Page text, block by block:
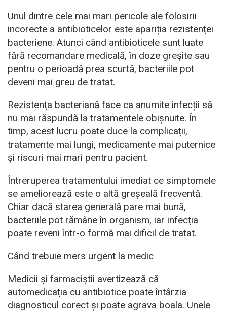
Unul dintre cele mai mari pericole ale folosirii
incorecte a antibioticelor este apariția rezistenței
bacteriene. Atunci când antibioticele sunt luate
fără recomandare medicală, în doze greșite sau
pentru o perioadă prea scurtă, bacteriile pot
deveni mai greu de tratat.
Rezistența bacteriană face ca anumite infecții să
nu mai răspundă la tratamentele obișnuite. În
timp, acest lucru poate duce la complicații,
tratamente mai lungi, medicamente mai puternice
și riscuri mai mari pentru pacient.
Întreruperea tratamentului imediat ce simptomele
se ameliorează este o altă greșeală frecventă.
Chiar dacă starea generală pare mai bună,
bacteriile pot rămâne în organism, iar infecția
poate reveni într-o formă mai dificil de tratat.
Când trebuie mers urgent la medic
Medicii și farmaciștii avertizează că
automedicația cu antibiotice poate întârzia
diagnosticul corect și poate agrava boala. Unele